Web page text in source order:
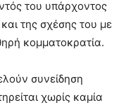
του υπάρχοντος
της σχέσης του με
κομματοκρατία.
συνείδηση
χωρίς καμία